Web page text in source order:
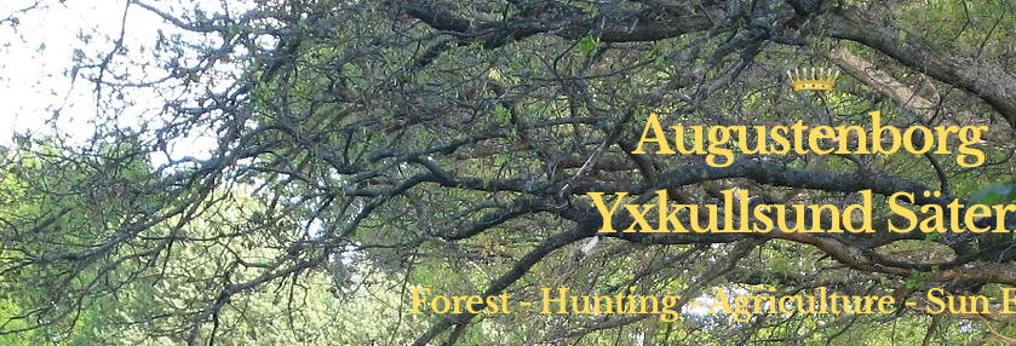
Augustenborg
Yxkullsund
Forest - Hunting - Agriculture - Sun